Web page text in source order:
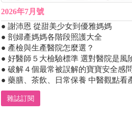
2026年7月號
● 謝沛恩 從甜美少女到優雅媽媽
● 剖婦產媽媽各階段照護大全
● 產檢與生產醫院怎麼選？
● 好醫師５大檢驗標準 選對醫院是風
● 破解４個最常被誤解的寶寶安全感
● 藥膳、茶飲、日常保養 中醫觀點看
雜誌訂閱